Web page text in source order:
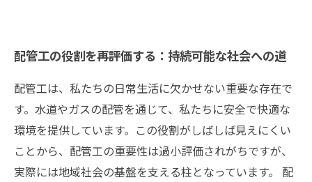
配管工の役割を再評価する：持続可能な社会への道
配管工は、私たちの日常生活に欠かせない重要な存在で
す。水道やガスの配管を通じて、私たちに安全で快適な
環境を提供しています。この役割がしばしば見えにくい
ことから、配管工の重要性は過小評価されがちですが、
実際には地域社会の基盤を支える柱となっています。 配